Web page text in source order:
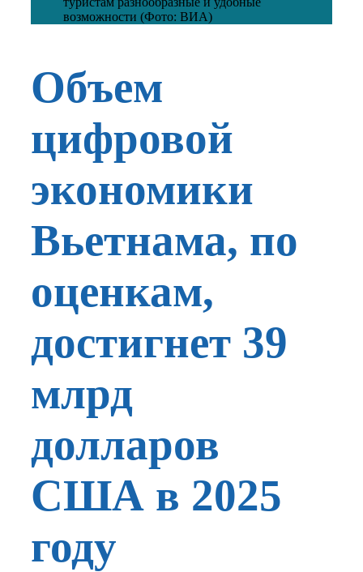
возможности (Фото: ВИА)
Объем
цифровой
экономики
Вьетнама, по
оценкам,
достигнет 39
млрд
долларов
США в 2025
году